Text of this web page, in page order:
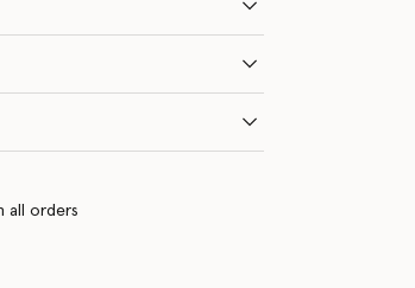
all orders